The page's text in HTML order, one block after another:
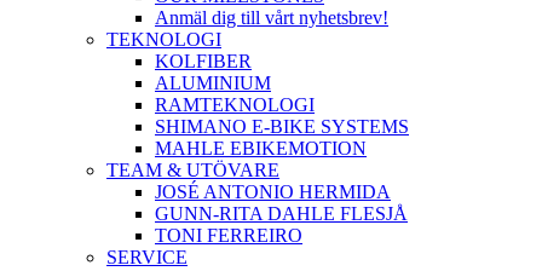
Anmäl dig till vårt nyhetsbrev!
TEKNOLOGI
KOLFIBER
ALUMINIUM
RAMTEKNOLOGI
SHIMANO E-BIKE SYSTEMS
MAHLE EBIKEMOTION
TEAM & UTÖVARE
JOSÉ ANTONIO HERMIDA
GUNN-RITA DAHLE FLESJÅ
TONI FERREIRO
SERVICE